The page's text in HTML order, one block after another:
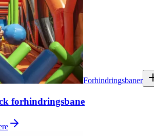
Forhindringsbaner
forhindringsbane